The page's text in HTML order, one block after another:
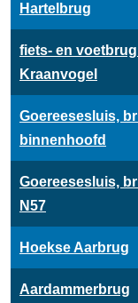
Hartelbrug
fiets- en
Kraanvogel
Goereesesluis,
binnenhoofd
Goereesesluis,
N57
Hoekse Aarbrug
Aardammerbrug